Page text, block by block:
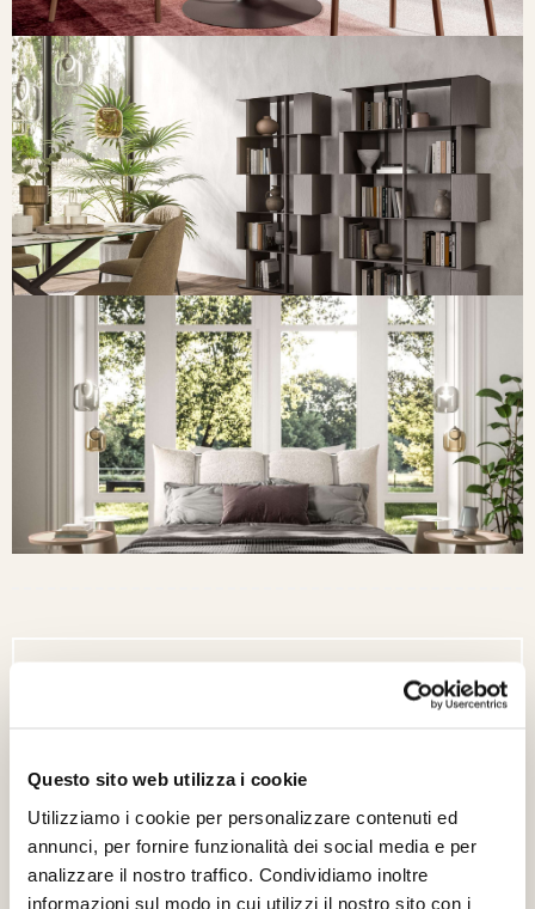
Questo sito web utilizza i cookie
Utilizziamo i cookie per personalizzare contenuti ed
annunci, per fornire funzionalità dei social media e per
analizzare il nostro traffico. Condividiamo inoltre
informazioni sul modo in cui utilizzi il nostro sito con i
Sei Pronto Ad Iniziare Un
ambiente della tua casa.
visitate la relativa sezione.
Contattaci